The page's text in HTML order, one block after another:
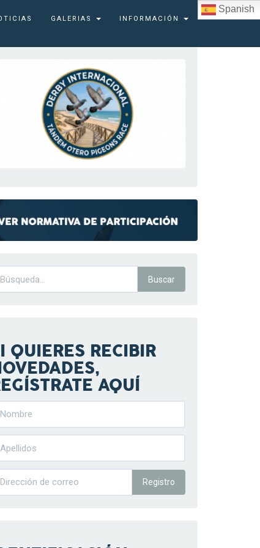
GALERIAS INFORMACIÓN
Spanish
QUIERES RECIBIR
AQUÍ
Registro